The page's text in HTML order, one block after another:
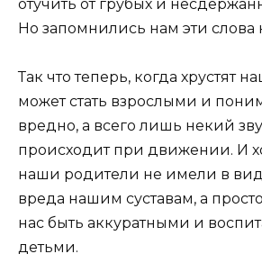
отучить от грубых и
Но запомнились нам эти слова
Так что теперь, когда хрустят
может стать взрослыми и
вредно, а всего лишь некий
происходит при движении. И
наши родители не имели в
вреда нашим суставам, а
нас быть аккуратными и
детьми.